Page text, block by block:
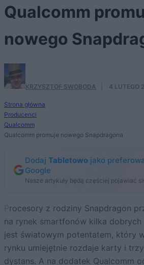
Qualcomm
nowego
KRZYSZTOF SWOBODA 4 LUTEGO
Strona główna
Producenci
Qualcomm
Qualcomm promuje nowego Snapdragona
Dodaj Tabletowo jako
Google
Nasze artykuły będą częściej pojawiać
Procesory z rodziny Snapdragon przebojem wdarły się
na rynek smartfonów kilka
jest światowym potentatem, który
rynku umiejętnie rozdaje karty i
dystans. A na dodatek Qualcomm